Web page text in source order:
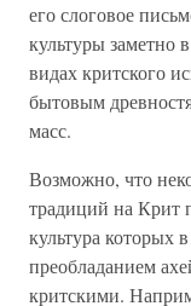
его слоговое
культуры заметно
видах критского
бытовым
масс.
Возможно, что
традиций на Крит
культура которых
преобладанием
критскими.